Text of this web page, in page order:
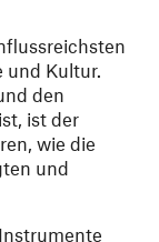
und Kultur.
den
ist der
wie die
und